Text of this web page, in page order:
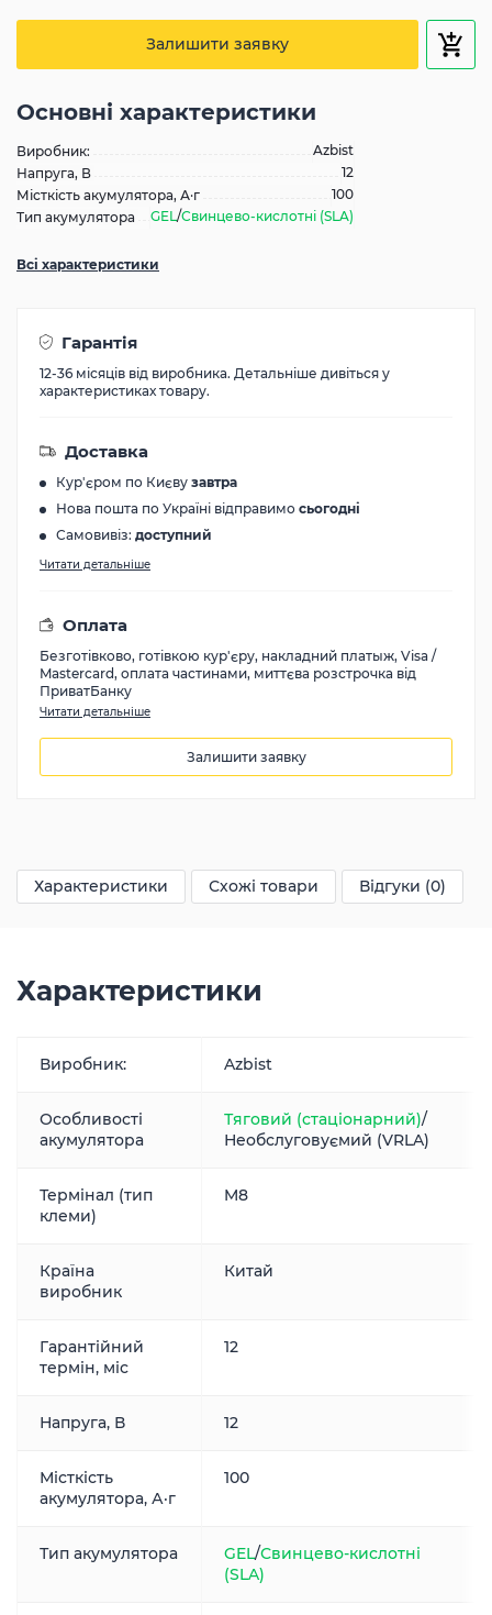
Залишити заявку
Основні характеристики
Виробник:
Azbist
Напруга, В
12
Місткість акумулятора, А·г
100
Тип акумулятора
GEL/Свинцево-кислотні (SLA)
Всі характеристики
Гарантія
12-36 місяців від виробника. Детальніше дивіться у
характеристиках товару.
Доставка
Кур'єром по Києву завтра
Нова пошта по Україні відправимо сьогодні
Самовивіз: доступний
Читати детальніше
Оплата
Безготівково, готівкою кур'єру, накладний платыж, Visa /
Mastercard, оплата частинами, миттєва розстрочка від
ПриватБанку
Читати детальніше
Залишити заявку
Характеристики Схожі товари Відгуки (0)
Характеристики
Виробник: Azbist
Особливості
акумулятора
Тяговий (стаціонарний)/
Необслуговуємий (VRLA)
Термінал (тип
клеми)
M8
Країна
виробник
Китай
Гарантійний
термін, міс
12
Напруга, В 12
Місткість
акумулятора, А·г
100
Тип акумулятора GEL/Свинцево-кислотні
(SLA)